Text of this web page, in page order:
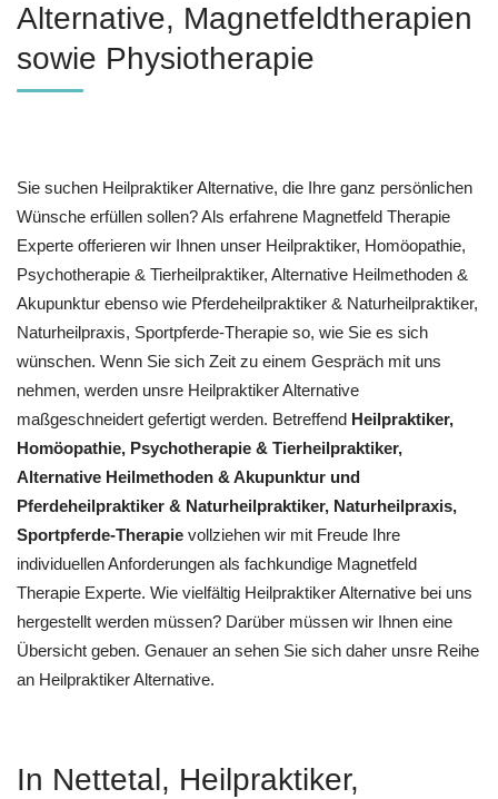
Alternative, Magnetfeldtherapien
sowie Physiotherapie
Sie suchen Heilpraktiker Alternative, die Ihre ganz persönlichen
Wünsche erfüllen sollen? Als erfahrene Magnetfeld Therapie
Experte offerieren wir Ihnen unser Heilpraktiker, ‎Homöopathie,
‎Psychotherapie & ‎Tierheilpraktiker, Alternative Heilmethoden &
Akupunktur ebenso wie Pferdeheilpraktiker & Naturheilpraktiker,
Naturheilpraxis, Sportpferde-Therapie so, wie Sie es sich
wünschen. Wenn Sie sich Zeit zu einem Gespräch mit uns
nehmen, werden unsre Heilpraktiker Alternative
maßgeschneidert gefertigt werden. Betreffend Heilpraktiker,
‎Homöopathie, ‎Psychotherapie & ‎Tierheilpraktiker,
Alternative Heilmethoden & Akupunktur und
Pferdeheilpraktiker & Naturheilpraktiker, Naturheilpraxis,
Sportpferde-Therapie vollziehen wir mit Freude Ihre
individuellen Anforderungen als fachkundige Magnetfeld
Therapie Experte. Wie vielfältig Heilpraktiker Alternative bei uns
hergestellt werden müssen? Darüber müssen wir Ihnen eine
Übersicht geben. Genauer an sehen Sie sich daher unsre Reihe
an Heilpraktiker Alternative.
In Nettetal, Heilpraktiker,